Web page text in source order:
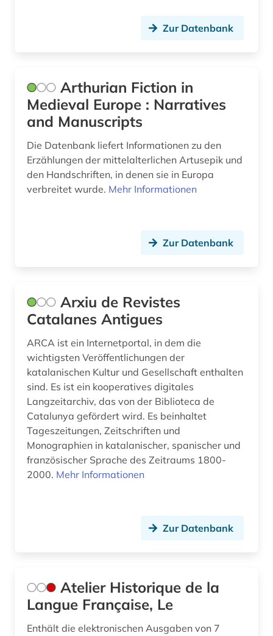
humanismus (4)
iberoamerika (2)
iberoromanisch (1)
iberoromanistik (58)
il decamerone (1)
informatik (1)
informationswissenschaft (1)
inhalt (1)
inka (1)
internetportal (1)
irland / literatur / irisch (1)
italien (21)
italienische dialekte (1)
italienische literatur (1)
Zur Datenbank
Arthurian Fiction in
Medieval Europe : Narratives
and Manuscripts
Die Datenbank liefert Informationen zu den
Erzählungen der mittelalterlichen Artusepik und
den Handschriften, in denen sie in Europa
verbreitet wurde. Mehr Informationen
Zur Datenbank
Arxiu de Revistes
Catalanes Antigues
ARCA ist ein Internetportal, in dem die
wichtigsten Veröffentlichungen der
katalanischen Kultur und Gesellschaft enthalten
sind. Es ist ein kooperatives digitales
Langzeitarchiv, das von der Biblioteca de
Catalunya gefördert wird. Es beinhaltet
Tageszeitungen, Zeitschriften und
Monographien in katalanischer, spanischer und
französischer Sprache des Zeitraums 1800-
2000. Mehr Informationen
Zur Datenbank
Atelier Historique de la
Langue Française, Le
Enthält die elektronischen Ausgaben von 7